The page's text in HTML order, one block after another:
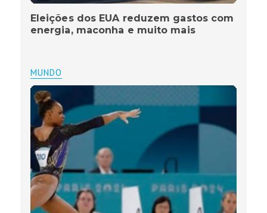
Eleições dos EUA reduzem gastos com
energia, maconha e muito mais
MUNDO